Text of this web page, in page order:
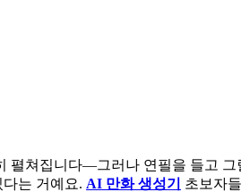
펼쳐집니다—그러나 연필을 들고 그
는 거예요. AI 만화 생성기
초보자